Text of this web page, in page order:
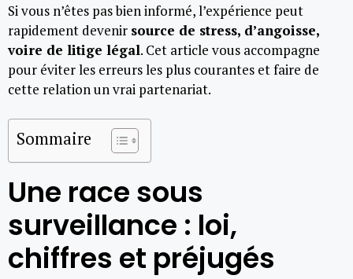
Si vous n’êtes pas bien informé, l’expérience peut
rapidement devenir source de stress, d’angoisse,
voire de litige légal. Cet article vous accompagne
pour éviter les erreurs les plus courantes et faire de
cette relation un vrai partenariat.
Sommaire
Une race sous
surveillance : loi,
chiffres et préjugés